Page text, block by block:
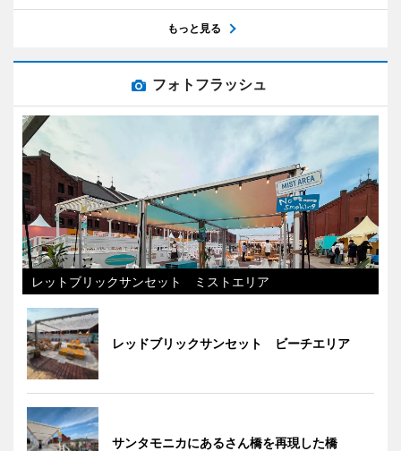
もっと見る
フォトフラッシュ
レットブリックサンセット ミストエリア
レッドブリックサンセット ビーチエリア
サンタモニカにあるさん橋を再現した橋